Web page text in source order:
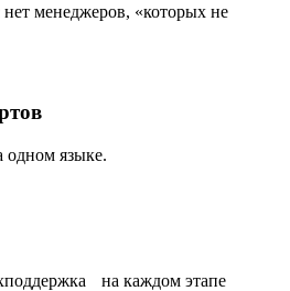
менеджеров, «которых не
одном языке.
на каждом этапе